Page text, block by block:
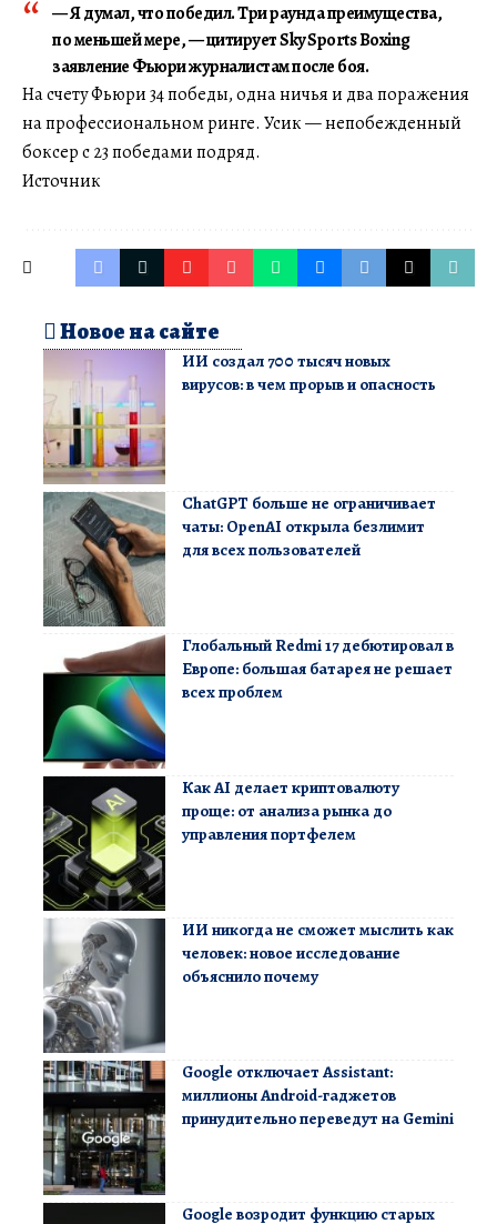
— Я думал, что победил. Три раунда преимущества,
по меньшей мере, — цитирует Sky Sports Boxing
заявление Фьюри журналистам после боя.
На счету Фьюри 34 победы, одна ничья и два поражения
на профессиональном ринге. Усик — непобежденный
боксер с 23 победами подряд.
Источник
Новое на сайте
ИИ создал 700 тысяч новых
вирусов: в чем прорыв и опасность
ChatGPT больше не ограничивает
чаты: OpenAI открыла безлимит
для всех пользователей
Глобальный Redmi 17 дебютировал в
Европе: большая батарея не решает
всех проблем
Как AI делает криптовалюту
проще: от анализа рынка до
управления портфелем
ИИ никогда не сможет мыслить как
человек: новое исследование
объяснило почему
Google отключает Assistant:
миллионы Android-гаджетов
принудительно переведут на Gemini
Google возродит функцию старых